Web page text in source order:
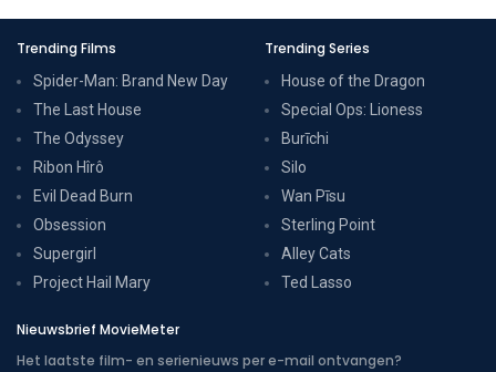
Trending Films
Spider-Man: Brand New Day
The Last House
The Odyssey
Ribon Hîrô
Evil Dead Burn
Obsession
Supergirl
Project Hail Mary
Trending Series
House of the Dragon
Special Ops: Lioness
Burīchi
Silo
Wan Pīsu
Sterling Point
Alley Cats
Ted Lasso
Nieuwsbrief MovieMeter
Het laatste film- en serienieuws per e-mail ontvangen?